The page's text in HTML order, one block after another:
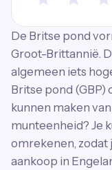
De Britse pond
Groot-Brittannië.
algemeen iets
Britse pond
kunnen maken
munteenheid? Je
omrekenen, zodat
aankoop in